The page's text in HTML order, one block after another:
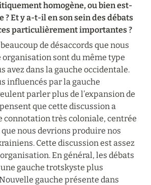
homogène, ou bien est-
? Et y a-t-il en son sein des débats
particulièrement importantes ?
beaucoup de désaccords que nous
organisation sont du même type
avez dans la gauche occidentale.
influencés par la gauche
parler plus de l’expansion de
pensent que cette discussion a
connotation très coloniale, centrée
que nous devrions produire nos
Cette discussion est assez
En général, les débats
gauche trotskyste plus
gauche présente dans